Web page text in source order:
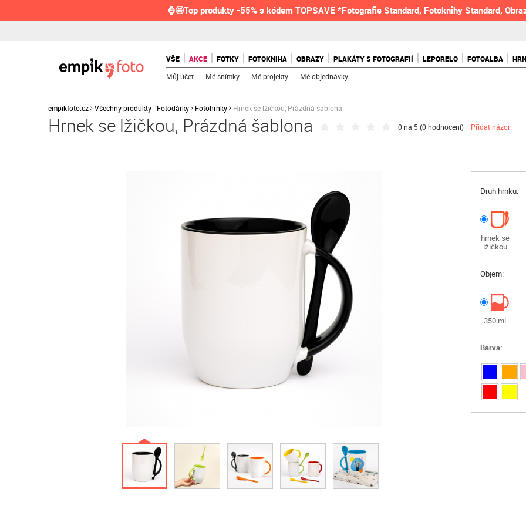
⌚🤩Top produkty -55% s kódem TOPSAVE *Fotografie Standard, Fotoknihy Standard,
VŠE AKCE FOTKY FOTOKNIHA OBRAZY PLAKÁTY S FOTOGRAFIÍ LEPORELO FOTOALBA
Můj účet
Mé snímky Mé projekty Mé objednávky
empikfoto.cz Všechny produkty - Fotodárky Fotohrnky Hrnek se lžičkou, Prázdná šablona
Hrnek se lžičkou, Prázdná šablona 0 na 5 (0 hodnocení) Přidat názor
Druh hrnku:
hrnek se
lžičkou
Objem:
350 ml
Barva: